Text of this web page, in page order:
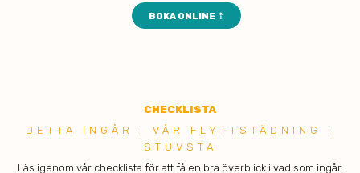
BOKA ONLINE ⇡
CHECKLISTA
DETTA ING ÅR I VÅR FLYTTSTÄDNING I
STUVSTA
Läs igenom vår checklista för att få en bra överblick i vad som ingår.